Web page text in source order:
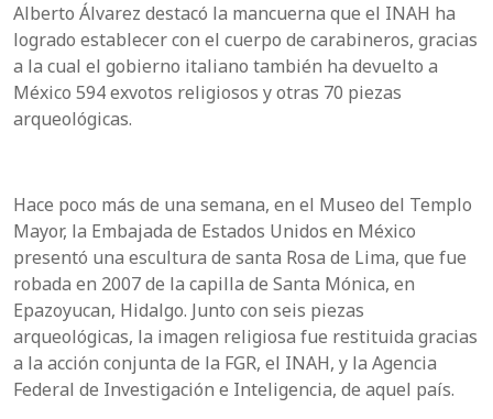
Alberto Álvarez destacó la mancuerna que el INAH ha
logrado establecer con el cuerpo de carabineros, gracias
a la cual el gobierno italiano también ha devuelto a
México 594 exvotos religiosos y otras 70 piezas
arqueológicas.
Hace poco más de una semana, en el Museo del Templo
Mayor, la Embajada de Estados Unidos en México
presentó una escultura de santa Rosa de Lima, que fue
robada en 2007 de la capilla de Santa Mónica, en
Epazoyucan, Hidalgo. Junto con seis piezas
arqueológicas, la imagen religiosa fue restituida gracias
a la acción conjunta de la FGR, el INAH, y la Agencia
Federal de Investigación e Inteligencia, de aquel país.